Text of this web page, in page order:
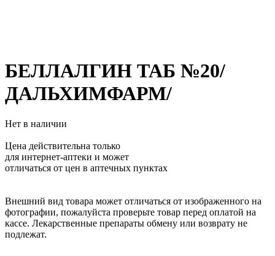
БЕЛЛАЛГИН ТАБ №20/
ДАЛЬХИМФАРМ/
Нет в наличии
Цена действительна только
для интернет-аптеки и может
отличаться от цен в аптечных пунктах
Внешний вид товара может отличаться от изображенного на
фотографии, пожалуйста проверьте товар перед оплатой на
кассе. Лекарственные препараты обмену или возврату не
подлежат.